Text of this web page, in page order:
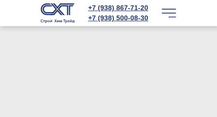
+7 (938) 867-71-20
+7 (938) 500-08-30